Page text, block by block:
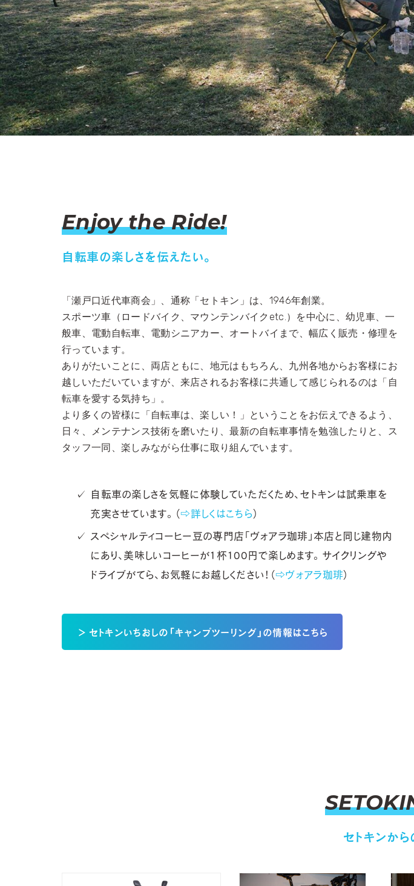
Enjoy the Ride!
自転車の楽しさを伝えたい。
「瀬戸口近代車商会」、通称「セトキン」は、1946年創業。
スポーツ車（ロードバイク、マウンテンバイクetc.）を中心に、幼児車、一
般車、電動自転車、電動シニアカー、オートバイまで、幅広く販売・修理を
行っています。
ありがたいことに、両店ともに、地元はもちろん、九州各地からお客様にお
越しいただいていますが、来店されるお客様に共通して感じられるのは「自
転車を愛する気持ち」。
より多くの皆様に「自転車は、楽しい！」ということをお伝えできるよう、
日々、メンテナンス技術を磨いたり、最新の自転車事情を勉強したりと、ス
タッフ一同、楽しみながら仕事に取り組んでいます。
自転車の楽しさを気軽に体験していただくため、セトキンは試乗車を
充実させています。（⇨詳しくはこちら）
スペシャルティコーヒー豆の専門店「ヴォアラ珈琲」本店と同じ建物内
にあり、美味しいコーヒーが1杯100円で楽しめます。サイクリングや
ドライブがてら、お気軽にお越しください！（⇨ヴォアラ珈琲）
＞ セトキンいちおしの「キャンプツーリング」の情報はこちら
セトキンか